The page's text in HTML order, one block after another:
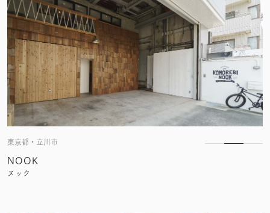
東京都・立川市
NOOK
ヌック